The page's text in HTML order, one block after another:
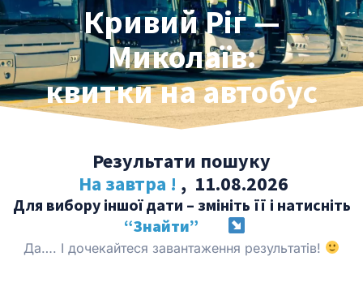
Кривий Ріг —
Миколаїв:
квитки на автобус
Результати пошуку
На завтра ! , 11.08.2026
Для вибору іншої дати – змініть її і натисніть
“Знайти”
Да…. І дочекайтеся завантаження результатів!